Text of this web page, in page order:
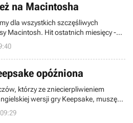
na Macintosha
dla wszystkich szczęśliwych
Macintosh. Hit ostatnich miesięcy -
trafi także i na tą platformę.
opóźniona
którzy ze zniecierpliwieniem
wersji gry Keepsake, muszę
firmy Lighthouse Interactive
tej przygodówki została przesunięta